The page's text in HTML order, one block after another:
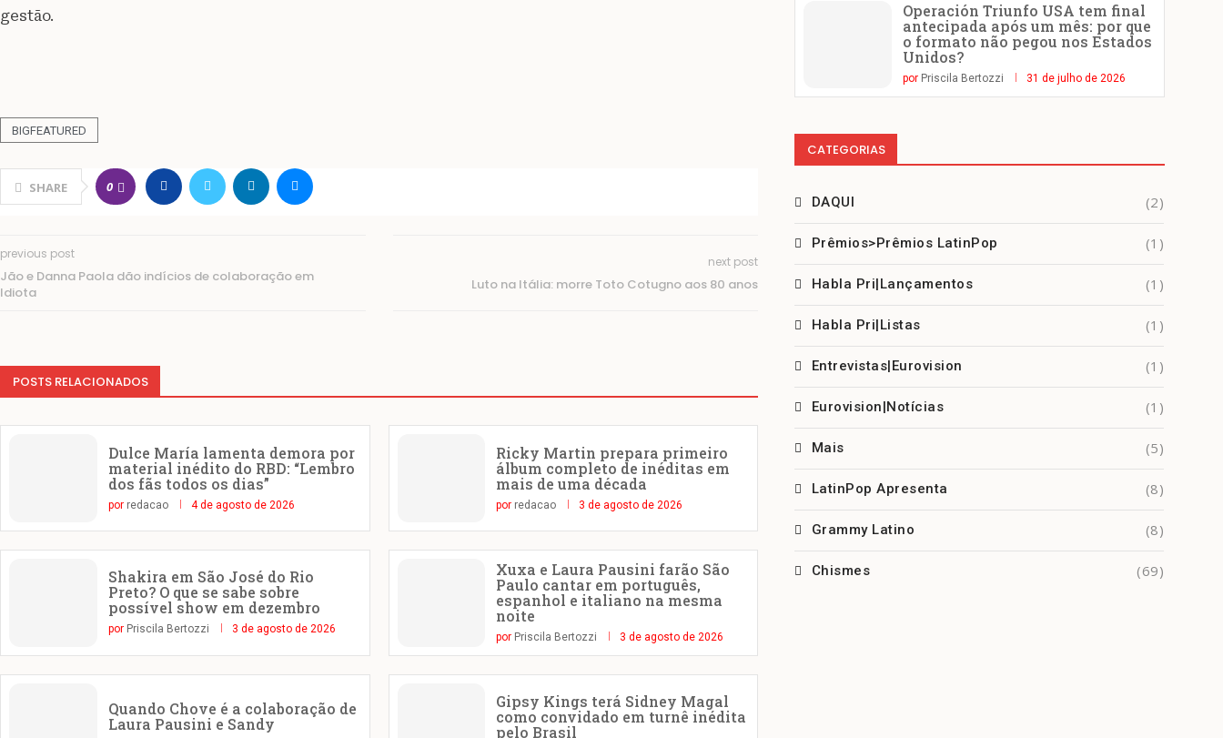
gestão.
BIGFEATURED
SHARE 0
previous post
Jão e Danna Paola dão indícios de colaboração em
Idiota
next post
Luto na Itália: morre Toto Cotugno aos 80 anos
POSTS RELACIONADOS
Dulce María lamenta demora por
material inédito do RBD: “Lembro
dos fãs todos os dias”
por redacao 4 de agosto de 2026
Ricky Martin prepara primeiro
álbum completo de inéditas em
mais de uma década
por redacao 3 de agosto de 2026
Shakira em São José do Rio
Preto? O que se sabe sobre
possível show em dezembro
por Priscila Bertozzi 3 de agosto de 2026
Xuxa e Laura Pausini farão São
Paulo cantar em português,
espanhol e italiano na mesma
noite
por Priscila Bertozzi 3 de agosto de 2026
Quando Chove é a colaboração de
Laura Pausini e Sandy
Gipsy Kings terá Sidney Magal
como convidado em turnê inédita
pelo Brasil
Operación Triunfo USA tem final
antecipada após um mês: por que
o formato não pegou nos Estados
Unidos?
por Priscila Bertozzi 31 de julho de 2026
CATEGORIAS
DAQUI (2)
Prêmios>Prêmios LatinPop (1)
Habla Pri|Lançamentos (1)
Habla Pri|Listas (1)
Entrevistas|Eurovision (1)
Eurovision|Notícias (1)
Mais (5)
LatinPop Apresenta (8)
Grammy Latino (8)
Chismes (69)